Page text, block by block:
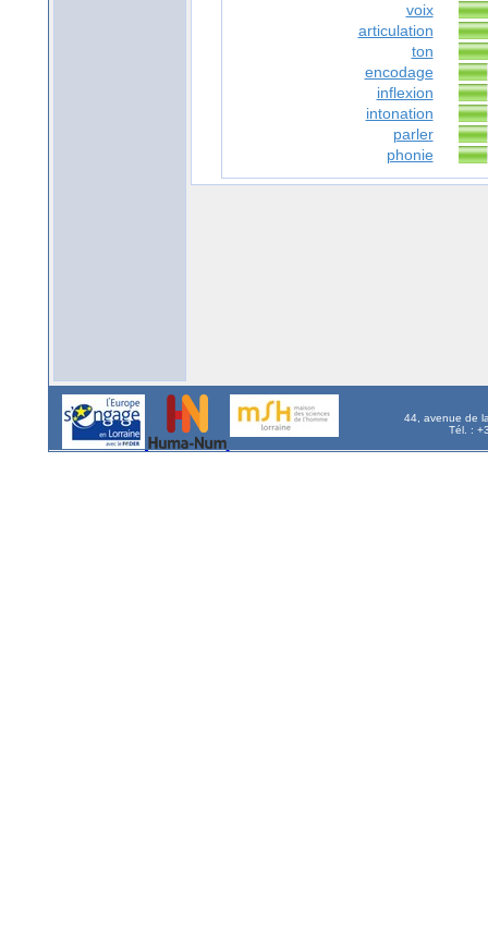
voix
articulation
ton
encodage
inflexion
intonation
parler
phonie
44, avenue de
Tél. :